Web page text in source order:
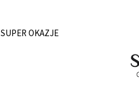
SUPER OKAZJE